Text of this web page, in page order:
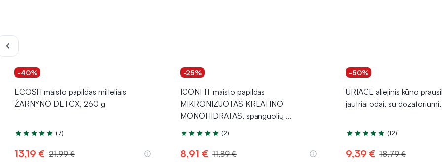
-40%
ECOSH maisto papildas milteliais
ŽARNYNO DETOX, 260 g
Įvertinimas 4.7 iš 5
(7)
13,19 € 21,99 €
-25%
ICONFIT maisto papildas
MIKRONIZUOTAS KREATINO
MONOHIDRATAS, spanguolių ...
Įvertinimas 5.0 iš 5
(2)
8,91 € 11,89 €
-50%
URIAGE aliejinis kūno
jautriai odai, su
Įvertinimas 4.9 iš 5
(12)
9,39 € 18,79 €